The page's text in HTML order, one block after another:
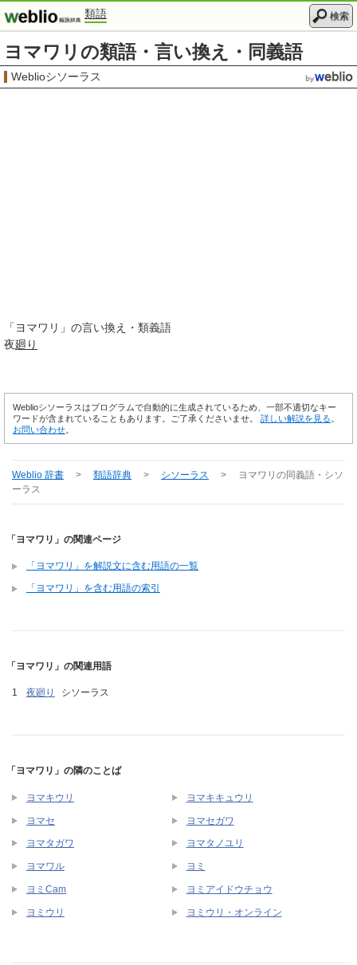
類語 検索
ヨマワリの類語・言い換え・同義語
Weblioシソーラス
「 ヨマワリ 」の言い換え・類義語
夜廻り
Weblioシソーラスはプログラムで自動的に生成されているため、一部不適切なキー
ワードが含まれていることもあります。ご了承くださいませ。 詳しい解説を見る
お問い合わせ
Weblio 辞書 > 類語辞典 > シソーラス > ヨマワリ の同義語・シソ
ーラス
「ヨマワリ」の関連ページ
「ヨマワリ」を解説文に含む用語の一覧
「ヨマワリ」を含む用語の索引
「ヨマワリ」の関連用語
夜廻り シソーラス
「ヨマワリ」の隣のことば
ヨマキウリ ヨマキキュウリ
ヨマセ ヨマセガワ
ヨマタガワ ヨマタノユリ
ヨマワル ヨミ
ヨミCam ヨミアイドウチョウ
ヨミウリ ヨミウリ・オンライン